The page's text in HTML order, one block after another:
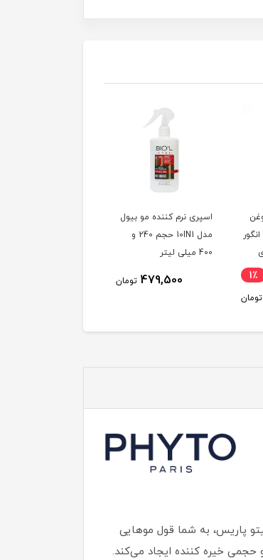
1٪
تومان
اسپری نرم کننده مو بیول
مدل 10IN1 حجم 240 و
400 میلی لیتر
479,500 تومان
پاریس، به شما قول موهایی
حجمی خیره کننده ایجاد می‌کند.